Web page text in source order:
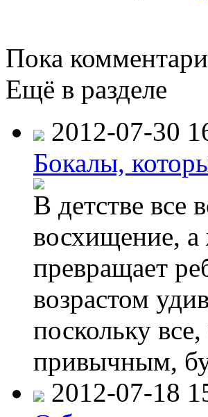
Пока
Ещё в разделе
2012-07-30
Бокалы,
В детстве все
восхищение, а
превращает
возрастом
поскольку
привычным,
2012-07-18